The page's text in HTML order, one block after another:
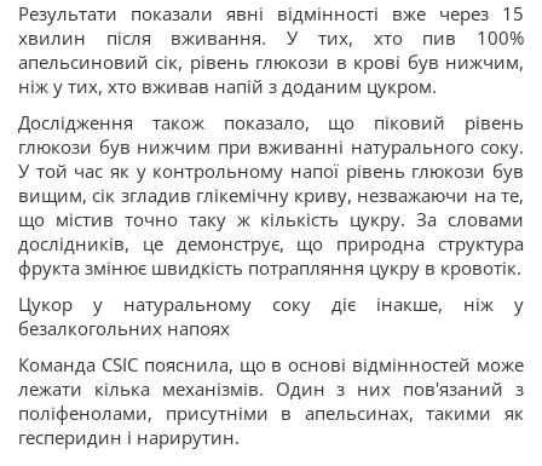
Результати показали явні відмінності вже через 15
хвилин після вживання. У тих, хто пив 100%
апельсиновий сік, рівень глюкози в крові був нижчим,
ніж у тих, хто вживав напій з доданим цукром.
Дослідження також показало, що піковий рівень
глюкози був нижчим при вживанні натурального соку.
У той час як у контрольному напої рівень глюкози був
вищим, сік згладив глікемічну криву, незважаючи на те,
що містив точно таку ж кількість цукру. За словами
дослідників, це демонструє, що природна структура
фрукта змінює швидкість потрапляння цукру в кровотік.
Цукор у натуральному соку діє інакше, ніж у
безалкогольних напоях
Команда CSIC пояснила, що в основі відмінностей може
лежати кілька механізмів. Один з них пов'язаний з
поліфенолами, присутніми в апельсинах, такими як
гесперидин і нарирутин.